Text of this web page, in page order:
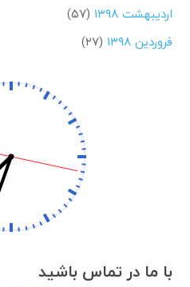
اردیبهشت ۱۳۹۸
(۵۷)
فروردین ۱۳۹۸
(۲۷)
با ما در تماس باشید